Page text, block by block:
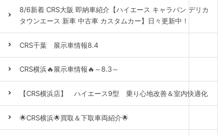
8/6新着 CRS大阪 即納車紹介【ハイエース キャラバン デリカ
タウンエース 新車 中古車 カスタムカー】日々更新中！
CRS千葉 展示車情報8.4
CRS横浜🔥展示車情報🔥～8.3～
【CRS横浜店】 ハイエース9型 乗り心地改善＆室内快適化
🌟CRS横浜🌟買取＆下取車両紹介🌟